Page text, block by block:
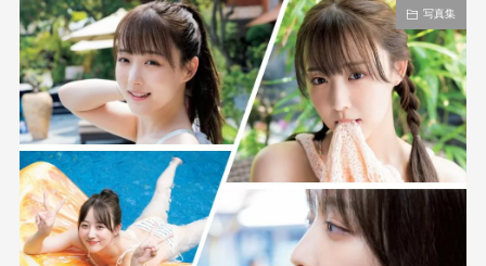
写真集